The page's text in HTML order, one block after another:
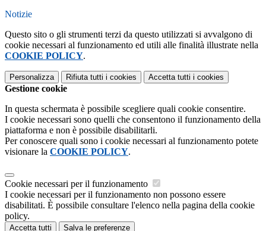
Notizie
Questo sito o gli strumenti terzi da questo utilizzati si avvalgono di
cookie necessari al funzionamento ed utili alle finalità illustrate nella
COOKIE POLICY.
Personalizza Rifiuta tutti i cookies Accetta tutti i cookies
Gestione cookie
In questa schermata è possibile scegliere quali cookie consentire.
I cookie necessari sono quelli che consentono il funzionamento della
piattaforma e non è possibile disabilitarli.
Per conoscere quali sono i cookie necessari al funzionamento potete
visionare la COOKIE POLICY.
Cookie necessari per il funzionamento
I cookie necessari per il funzionamento non possono essere
disabilitati. È possibile consultare l'elenco nella pagina della cookie
policy.
Accetta tutti Salva le preferenze